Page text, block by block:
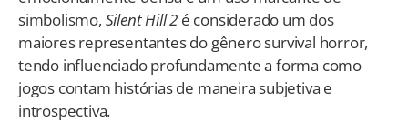
simbolismo, Silent Hill 2 é considerado um dos
maiores representantes do gênero survival horror,
tendo influenciado profundamente a forma como
jogos contam histórias de maneira subjetiva e
introspectiva.